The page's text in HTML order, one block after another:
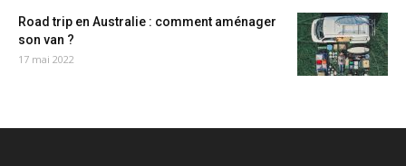
Road trip en Australie : comment aménager
son van ?
17 mai 2022